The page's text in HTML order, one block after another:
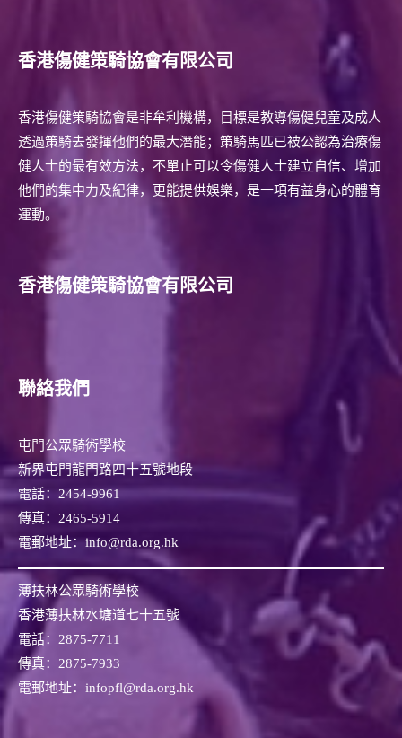
有關RDAA
- 運動員成功案例
最新消息
- - 模擬馬課堂
- - 傷健策騎協會賽馬會馬匹輔助學習計劃
- - 傷健策騎協會賽馬會傷健馬術訓練計劃
- 時間表
義工專區
- 指導員簡介
- 點滳分享
香港傷健策騎協會有限公司
香港傷健策騎協會是非牟利機構，目標是教導傷健兒童及成人
透過策騎去發揮他們的最大潛能；策騎馬匹已被公認為治療傷
健人士的最有效方法，不單止可以令傷健人士建立自信、增加
他們的集中力及紀律，更能提供娛樂，是一項有益身心的體育
運動。
香港傷健策騎協會有限公司
聯絡我們
屯門公眾騎術學校
新界屯門龍門路四十五號地段
電話： 2454-9961
傳真： 2465-5914
電郵地址：info@rda.org.hk
薄扶林公眾騎術學校
香港薄扶林水塘道七十五號
電話： 2875-7711
傳真： 2875-7933
電郵地址：infopfl@rda.org.hk